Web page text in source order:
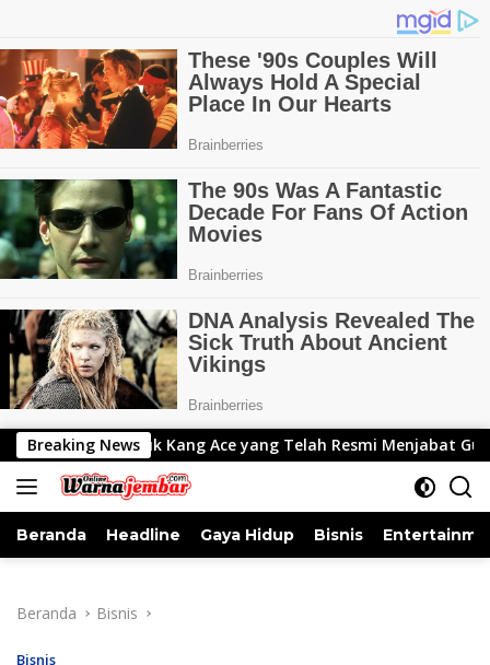
Langsung
ke
konten
Breaking News
Ace yang Telah Resmi Menjabat Gubernur Lemhanas
Beranda Headline Gaya Hidup Bisnis
Beranda Bisnis
Bisnis